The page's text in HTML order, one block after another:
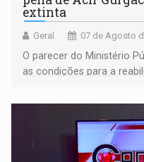
extinta
Geral 07 de Agosto
O parecer do Ministério
as condições para a